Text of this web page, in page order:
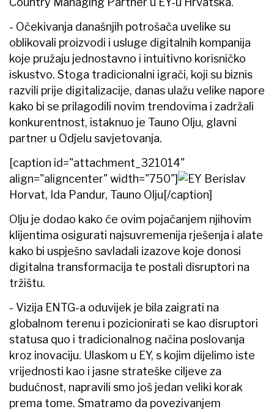
- Očekivanja današnjih potrošača uvelike su
oblikovali proizvodi i usluge digitalnih kompanija
koje pružaju jednostavno i intuitivno korisničko
iskustvo. Stoga tradicionalni igrači, koji su biznis
razvili prije digitalizacije, danas ulažu velike napore
kako bi se prilagodili novim trendovima i zadržali
konkurentnost, istaknuo je Tauno Olju, glavni
partner u Odjelu savjetovanja.
[caption id="attachment_321014"
align="aligncenter" width="750"]
Berislav
Horvat, Ida Pandur, Tauno Olju[/caption]
Olju je dodao kako će ovim pojačanjem njihovim
klijentima osigurati najsuvremenija rješenja i alate
kako bi uspješno savladali izazove koje donosi
digitalna transformacija te postali disruptori na
tržištu.
- Vizija ENTG-a oduvijek je bila zaigrati na
globalnom terenu i pozicionirati se kao disruptori
statusa quo i tradicionalnog načina poslovanja
kroz inovaciju. Ulaskom u EY, s kojim dijelimo iste
vrijednosti kao i jasne strateške ciljeve za
budućnost, napravili smo još jedan veliki korak
prema tome. Smatramo da povezivanjem